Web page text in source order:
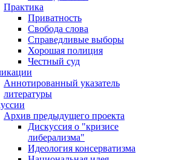
Практика
Приватность
Свобода слова
Справедливые выборы
Хорошая полиция
Честный суд
Аннотированный указатель
литературы
Архив предыдущего проекта
Дискуссия о "кризисе
либерализма"
Идеология консерватизма